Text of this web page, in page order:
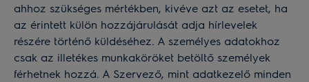
ahhoz szükséges mértékben, kivéve azt az esetet, ha
az érintett külön hozzájárulását adja hírlevelek
részére történő küldéséhez. A személyes adatokhoz
csak az illetékes munkaköröket betöltő személyek
férhetnek hozzá. A Szervező, mint adatkezelő minden